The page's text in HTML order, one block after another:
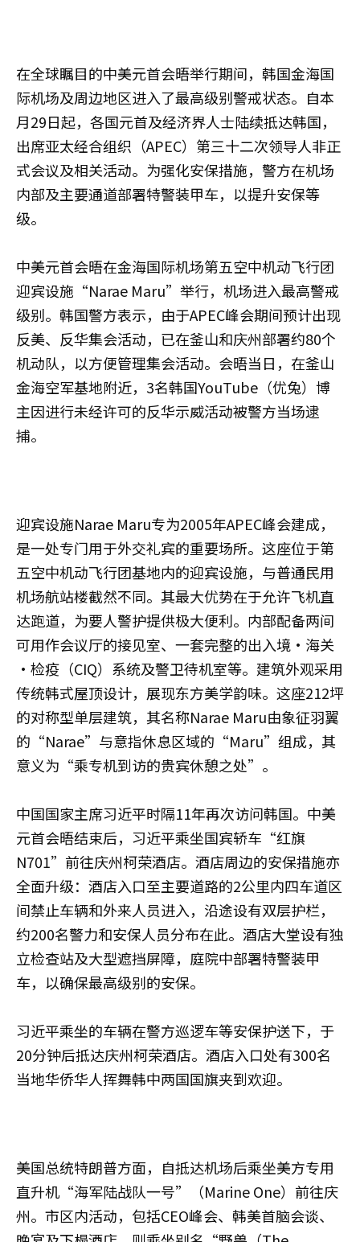
在全球瞩目的中美元首会晤举行期间，韩国金海国
际机场及周边地区进入了最高级别警戒状态。自本
月29日起，各国元首及经济界人士陆续抵达韩国，
出席亚太经合组织（APEC）第三十二次领导人非正
式会议及相关活动。为强化安保措施，警方在机场
内部及主要通道部署特警装甲车，以提升安保等
级。
中美元首会晤在金海国际机场第五空中机动飞行团
迎宾设施“Narae Maru”举行，机场进入最高警戒
级别。韩国警方表示，由于APEC峰会期间预计出现
反美、反华集会活动，已在釜山和庆州部署约80个
机动队，以方便管理集会活动。会晤当日，在釜山
金海空军基地附近，3名韩国YouTube（优兔）博
主因进行未经许可的反华示威活动被警方当场逮
捕。
迎宾设施Narae Maru专为2005年APEC峰会建成，
是一处专门用于外交礼宾的重要场所。这座位于第
五空中机动飞行团基地内的迎宾设施，与普通民用
机场航站楼截然不同。其最大优势在于允许飞机直
达跑道，为要人警护提供极大便利。内部配备两间
可用作会议厅的接见室、一套完整的出入境·海关
·检疫（CIQ）系统及警卫待机室等。建筑外观采用
传统韩式屋顶设计，展现东方美学韵味。这座212坪
的对称型单层建筑，其名称Narae Maru由象征羽翼
的“Narae”与意指休息区域的“Maru”组成，其
意义为“乘专机到访的贵宾休憩之处”。
中国国家主席习近平时隔11年再次访问韩国。中美
元首会晤结束后，习近平乘坐国宾轿车“红旗
N701”前往庆州柯荣酒店。酒店周边的安保措施亦
全面升级：酒店入口至主要道路的2公里内四车道区
间禁止车辆和外来人员进入，沿途设有双层护栏，
约200名警力和安保人员分布在此。酒店大堂设有独
立检查站及大型遮挡屏障，庭院中部署特警装甲
车，以确保最高级别的安保。
习近平乘坐的车辆在警方巡逻车等安保护送下，于
20分钟后抵达庆州柯荣酒店。酒店入口处有300名
当地华侨华人挥舞韩中两国国旗夹到欢迎。
美国总统特朗普方面，自抵达机场后乘坐美方专用
直升机“海军陆战队一号”（Marine One）前往庆
州。市区内活动，包括CEO峰会、韩美首脑会谈、